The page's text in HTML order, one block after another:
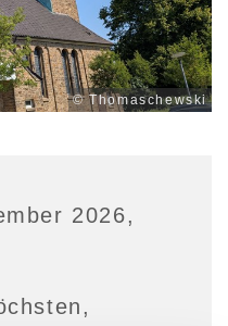
© Thomaschewski
2026,